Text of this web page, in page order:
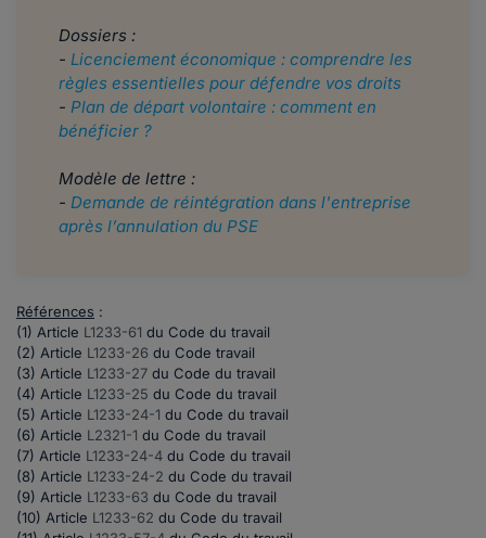
Dossiers :
- Licenciement économique : comprendre les
règles essentielles pour défendre vos droits
- Plan de départ volontaire : comment en
bénéficier ?
Modèle de lettre :
- Demande de réintégration dans l'entreprise
après l’annulation du PSE
Références :
(1) Article L1233-61 du Code du travail
(2) Article L1233-26 du Code travail
(3) Article L1233-27 du Code du travail
(4) Article L1233-25 du Code du travail
(5) Article L1233-24-1 du Code du travail
(6) Article L2321-1 du Code du travail
(7) Article L1233-24-4 du Code du travail
(8) Article L1233-24-2 du Code du travail
(9) Article L1233-63 du Code du travail
(10) Article L1233-62 du Code du travail